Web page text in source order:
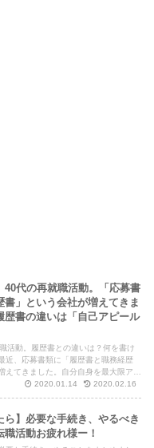
40代の再就職活動。「応募書
書」という会社が増えてきま
歴書の違いは「自己アピール
活動。履歴書との違いは？何を書け
近、応募書類に「履歴書と職務経歴
えてきました。自分自身を最大限アピ
書の基礎についてまとめました。
2020.01.14 2020.02.16
ら】必要な手続き、やるべき
活動お疲れ様ー！